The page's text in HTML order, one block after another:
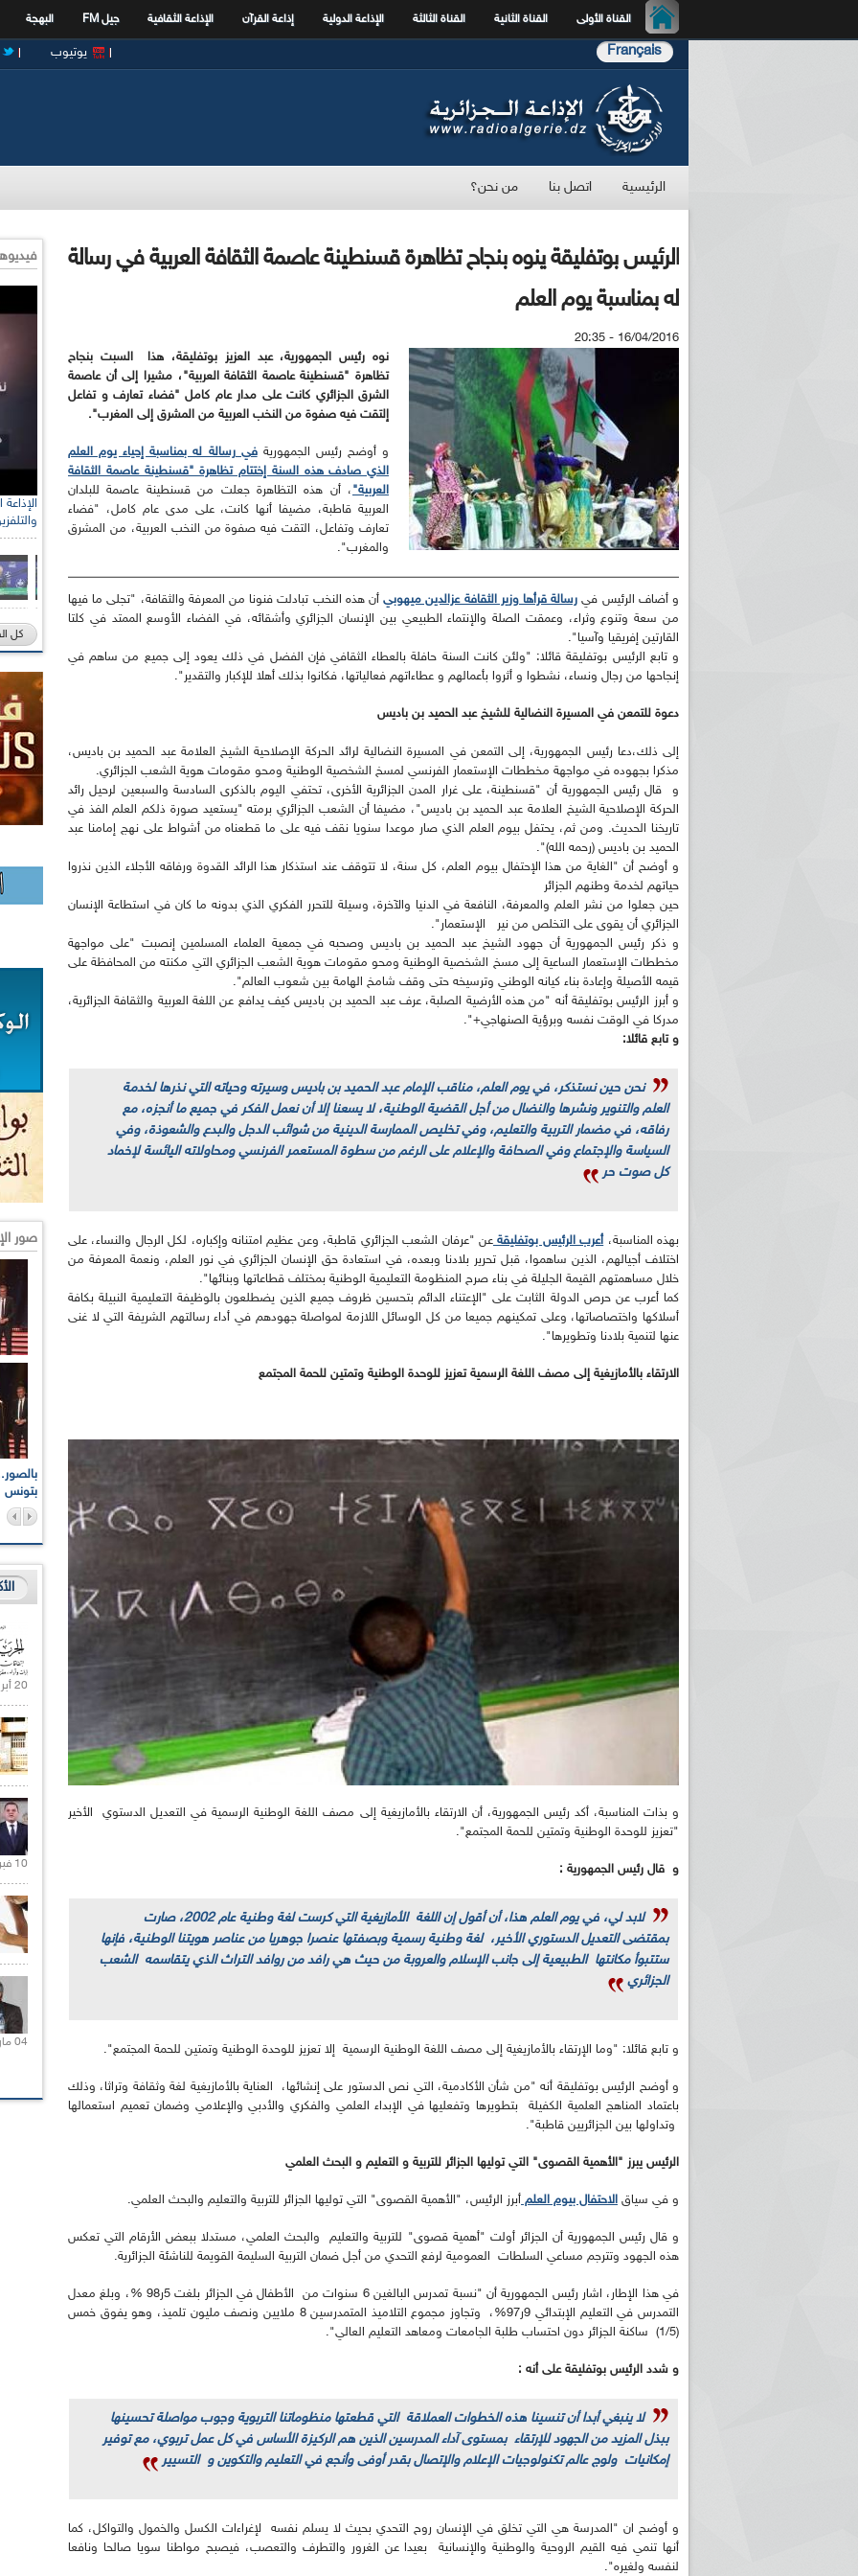
القناة الأولى القناة الثانية القناة الثالثة الإذاعة الدولية إذاعة القرآن الإذاعة الثقافية جيل FM البهجة
Français يوتيوب
الرئيسية اتصل بنا من نحن؟
الرئيس بوتفليقة ينوه بنجاح تظاهرة قسنطينة عاصمة الثقافة العربية في رسالة
له بمناسبة يوم العلم
16/04/2016 - 20:35
نوه رئيس الجمهورية، عبد العزيز بوتفليقة، هذا السبت بنجاح
تظاهرة "قسنطينة عاصمة الثقافة العربية"، مشيرا إلى أن عاصمة
الشرق الجزائري كانت على مدار عام كامل "فضاء تعارف و تفاعل
إلتقت فيه صفوة من النخب العربية من المشرق إلى المغرب".
و أوضح رئيس الجمهوريةفي رسالة له بمناسبة إحياء يوم العلم
الذي صادف هذه السنة إختتام تظاهرة "قسنطينة عاصمة الثقافة
العربية"، أن هذه التظاهرة جعلت من قسنطينة عاصمة للبلدان
العربية قاطبة، مضيفا أنها كانت، على مدى عام كامل، "فضاء
تعارف وتفاعل، التقت فيه صفوة من النخب العربية، من المشرق
والمغرب".
و أضاف الرئيس في رسالة قرأها وزير الثقافة عزالدين ميهوبيأن هذه النخب تبادلت فنونا من المعرفة والثقافة، "تجلى ما فيها
من سعة وتنوع وثراء، وعمقت الصلة والإنتماء الطبيعي بين الإنسان الجزائري وأشقائه، في الفضاء الأوسع الممتد في كلتا
القارتين إفريقيا وآسيا".
و تابع الرئيس بوتفليقة قائلا: "ولئن كانت السنة حافلة بالعطاء الثقافي فإن الفضل في ذلك يعود إلى جميع من ساهم في
إنجاحها من رجال ونساء، نشطوا و أثروا بأعمالهم و عطاءاتهم فعالياتها، فكانوا بذلك أهلا للإكبار والتقدير".
دعوة للتمعن في المسيرة النضالية للشيخ عبد الحميد بن باديس
إلى ذلك،دعا رئيس الجمهورية، إلى التمعن في المسيرة النضالية لرائد الحركة الإصلاحية الشيخ العلامة عبد الحميد بن باديس،
مذكرا بجهوده في مواجهة مخططات الإستعمار الفرنسي لمسخ الشخصية الوطنية ومحو مقومات هوية الشعب الجزائري.
و قال رئيس الجمهورية أن "قسنطينة، على غرار المدن الجزائرية الأخرى، تحتفي اليوم بالذكرى السادسة والسبعين لرحيل رائد
الحركة الإصلاحية الشيخ العلامة عبد الحميد بن باديس"، مضيفا أن الشعب الجزائري برمته "يستعيد صورة ذلكم العلم الفذ في
تاريخنا الحديث. ومن ثم، يحتفل بيوم العلم الذي صار موعدا سنويا نقف فيه على ما قطعناه من أشواط على نهج إمامنا عبد
الحميد بن باديس (رحمه الله)".
و أوضح أن "الغاية من هذا الإحتفال بيوم العلم، كل سنة، لا تتوقف عند استذكار هذا الرائد القدوة ورفاقه الأجلاء الذين نذروا
حياتهم لخدمة وطنهم الجزائر
حين جعلوا من نشر العلم والمعرفة، النافعة في الدنيا والآخرة، وسيلة للتحرر الفكري الذي بدونه ما كان في استطاعة الإنسان
الجزائري أن يقوى على التخلص من نير الإستعمار".
و ذكر رئيس الجمهورية أن جهود الشيخ عبد الحميد بن باديس وصحبه في جمعية العلماء المسلمين إنصبت "على مواجهة
مخططات الإستعمار الساعية إلى مسخ الشخصية الوطنية ومحو مقومات هوية الشعب الجزائري التي مكنته من المحافظة على
قيمه الأصيلة وإعادة بناء كيانه الوطني وترسيخه حتى وقف شامخ الهامة بين شعوب العالم".
و أبرز الرئيس بوتفليقة أنه "من هذه الأرضية الصلبة، عرف عبد الحميد بن باديس كيف يدافع عن اللغة العربية والثقافة الجزائرية،
مدركا في الوقت نفسه وبرؤية الصنهاجي+".
و تابع قائلا:
نحن حين نستذكر، في يوم العلم، مناقب الإمام عبد الحميد بن باديس وسيرته وحياته التي نذرها لخدمة
العلم والتنوير ونشرها والنضال من أجل القضية الوطنية، لا يسعنا إلا أن نعمل الفكر في جميع ما أنجزه، مع
رفاقه، في مضمار التربية والتعليم، وفي تخليص الممارسة الدينية من شوائب الدجل والبدع والشعوذة، وفي
السياسة والإجتماع وفي الصحافة والإعلام على الرغم من سطوة المستعمر الفرنسي ومحاولاته اليائسة لإخماد
كل صوت حر
بهذه المناسبة،أعرب الرئيس بوتفليقةعن "عرفان الشعب الجزائري قاطبة، وعن عظيم امتنانه وإكباره، لكل الرجال والنساء، على
اختلاف أجيالهم، الذين ساهموا، قبل تحرير بلادنا وبعده، في استعادة حق الإنسان الجزائري في نور العلم، ونعمة المعرفة من
خلال مساهمتهم القيمة الجليلة في بناء صرح المنظومة التعليمية الوطنية بمختلف قطاعاتها وبنائها".
كما أعرب عن حرص الدولة الثابت على "الإعتناء الدائم بتحسين ظروف جميع الذين يضطلعون بالوظيفة التعليمية النبيلة بكافة
أسلاكها واختصاصاتها، وعلى تمكينهم جميعا من كل الوسائل اللازمة لمواصلة جهودهم في أداء رسالتهم الشريفة التي لا غنى
عنها لتنمية بلادنا وتطويرها".
الارتقاء بالأمازيغية إلى مصف اللغة الرسمية تعزيز للوحدة الوطنية وتمتين للحمة المجتمع
و بذات المناسبة، أكد رئيس الجمهورية، أن الارتقاء بالأمازيغية إلى مصف اللغة الوطنية الرسمية في التعديل الدستوي الأخير
"تعزيز للوحدة الوطنية وتمتين للحمة المجتمع".
و قال رئيس الجمهورية :
لابد لي، في يوم العلم هذا، أن أقول إن اللغة الأمازيغية التي كرست لغة وطنية عام 2002، صارت
بمقتضى التعديل الدستوري الأخير، لغة وطنية رسمية وبصفتها عنصرا جوهريا من عناصر هويتنا الوطنية، فإنها
ستتبوأ مكانتها الطبيعية إلى جانب الإسلام والعروبة من حيث هي رافد من روافد التراث الذي يتقاسمه الشعب
الجزائري
و تابع قائلا: "وما الإرتقاء بالأمازيغية إلى مصف اللغة الوطنية الرسمية إلا تعزيز للوحدة الوطنية وتمتين للحمة المجتمع".
و أوضح الرئيس بوتفليقة أنه "من شأن الأكادمية، التي نص الدستور على إنشائها، العناية بالأمازيغية لغة وثقافة وتراثا، وذلك
باعتماد المناهج العلمية الكفيلة بتطويرها وتفعليها في الإبداء العلمي والفكري والأدبي والإعلامي وضمان تعميم استعمالها
وتداولها بين الجزائريين قاطبة".
الرئيس يبرز "الأهمية القصوى" التي توليها الجزائر للتربية و التعليم و البحث العلمي
و في سياق الاحتفال بيوم العلم أبرز الرئيس، "الأهمية القصوى" التي توليها الجزائر للتربية والتعليم والبحث العلمي.
و قال رئيس الجمهورية أن الجزائر أولت "أهمية قصوى" للتربية والتعليم والبحث العلمي، مستدلا ببعض الأرقام التي تعكس
هذه الجهود وتترجم مساعي السلطات العمومية لرفع التحدي من أجل ضمان التربية السليمة القويمة للناشئة الجزائرية.
في هذا الإطار، اشار رئيس الجمهورية أن "نسبة تمدرس البالغين 6 سنوات من الأطفال في الجزائر بلغت 5ر98 %، وبلغ معدل
التمدرس في التعليم الإبتدائي 9ر97%، وتجاوز مجموع التلاميذ المتمدرسين 8 ملايين ونصف مليون تلميذ، وهو يفوق خمس
(1/5) ساكنة الجزائر دون احتساب طلبة الجامعات ومعاهد التعليم العالي".
و شدد الرئيس بوتفليقة على أنه :
لا ينبغي أبدا أن تنسينا هذه الخطوات العملاقة التي قطعتها منظوماتنا التربوية وجوب مواصلة تحسينها
ببذل المزيد من الجهود للإرتقاء بمستوى آداء المدرسين الذين هم الركيزة الأساس في كل عمل تربوي، مع توفير
إمكانيات ولوج عالم تكنولوجيات الإعلام والإتصال بقدر أوفى وأنجع في التعليم والتكوين و التسيير
و أوضح ان "المدرسة هي التي تخلق في الإنسان روح التحدي بحيث لا يسلم نفسه لإغراءات الكسل والخمول والتواكل، كما
أنها تنمي فيه القيم الروحية والوطنية والإنسانية بعيدا عن الغرور والتطرف والتعصب، فيصبح مواطنا سويا صالحا ونافعا
لنفسه ولغيره".
كل
صور
بتونس
الإذاعة الجزائرية تقف دقيقة صمت ترحما على أرواح شهداء
بالصور... اللقاء الوطني لمديري الإذاعات الوطنية والجهوية
حول مرافقة وتغطية الإنتخابات المحلية لـ27 نوفمبر 2021
20 أبريل 2021 |
10 فبراير 2021 |
04 مارس 2020 |